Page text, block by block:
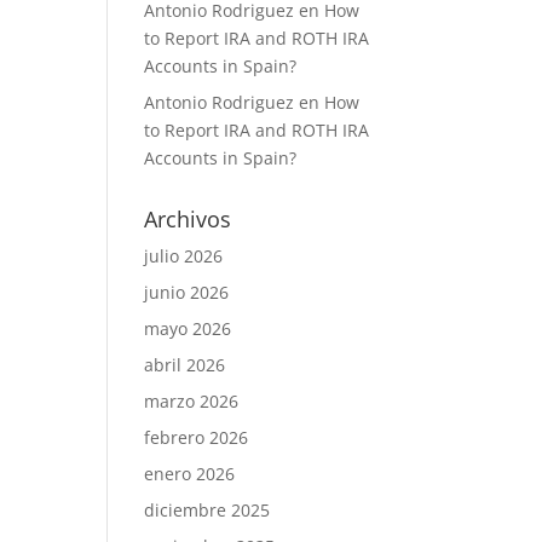
Antonio Rodriguez en How
to Report IRA and ROTH IRA
Accounts in Spain?
Antonio Rodriguez en How
to Report IRA and ROTH IRA
Accounts in Spain?
Archivos
julio 2026
junio 2026
mayo 2026
abril 2026
marzo 2026
febrero 2026
enero 2026
diciembre 2025